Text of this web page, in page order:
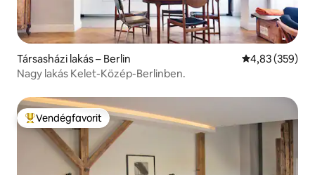
Társasházi lakás – Berlin Átlagos
4,83 (359)
Nagy lakás Kelet-Közép-Berlinben.
Kiemelt vendégfavorit
Vendégfavorit